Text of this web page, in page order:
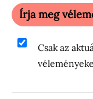
Írja meg
Csak az